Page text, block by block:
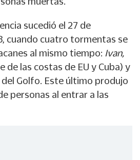
sucedió el 27 de
cuando cuatro tormentas se
al mismo tiempo: Ivan,
de las costas de EU y Cuba) y
del Golfo. Este último produjo
personas al entrar a las